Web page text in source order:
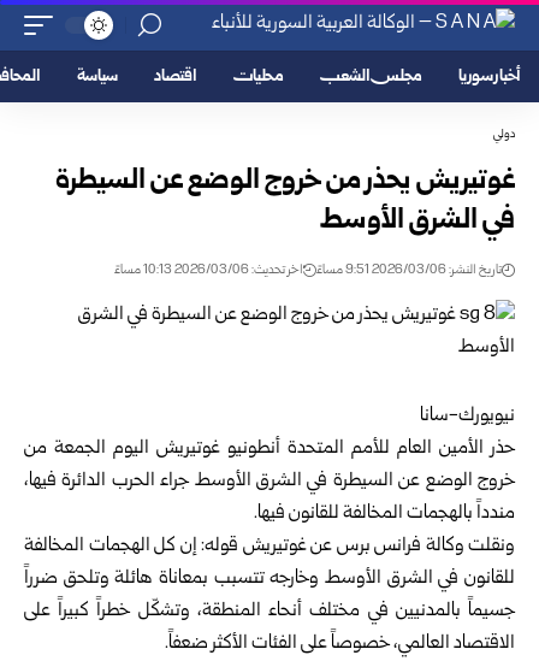
أخبار سوريا مجلس الشعب محليات اقتصاد سياسة
دولي
غوتيريش يحذر من خروج الوضع عن السيطرة
في الشرق الأوسط
تاريخ النشر: 2026/03/06 9:51 مساءً اخر تحديث: 2026/03/06 10:13 مساءً
نيويورك-سانا
حذر الأمين العام للأمم المتحدة أنطونيو غوتيريش اليوم الجمعة من
خروج الوضع عن السيطرة في الشرق الأوسطجراء الحرب الدائرة فيها،
مندداً بالهجمات المخالفة للقانون فيها.
ونقلت وكالة فرانس برس عن غوتيريش قوله: إن كل الهجمات المخالفة
للقانون في الشرق الأوسط وخارجه تتسبب بمعاناة هائلة وتلحق ضرراً
جسيماً بالمدنيين في مختلف أنحاء المنطقة، وتشكّل خطراً كبيراً على
الاقتصاد العالمي، خصوصاً على الفئات الأكثر ضعفاً.